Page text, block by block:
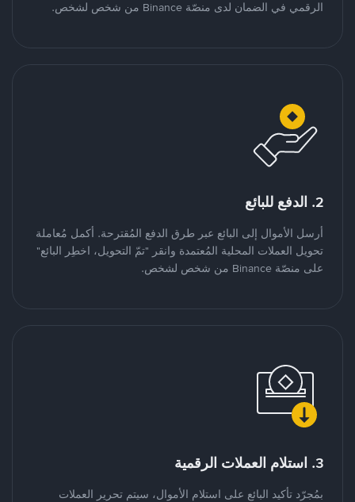
الرقمي في الضمان لدى منصّة Binance من شخص لشخص.
2. الدفع للبائع
أرسل الأموال إلى البائع عبر طرق الدفع المُقترحة. أكمل مُعاملة
تحويل العملات المحلية المُعتمدة وانقر "تمّ التحويل، اخطِر البائع"
على منصّة Binance من شخص لشخص.
3. استلام العملات الرقمية
بمُجرّد تأكيد البائع على استلام الأموال، سيتم تحرير العملات